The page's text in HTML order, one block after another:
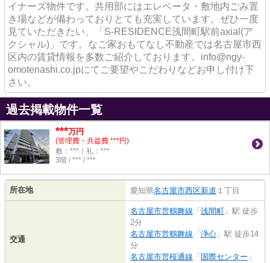
イナーズ物件です。共用部にはエレベータ・敷地内ごみ置
き場などが備わっておりとても充実しています。ぜひ一度
見ていただきたい、「S-RESIDENCE浅間町駅前axial(ア
クシャル)」です。なご家おもてなし不動産では名古屋市西
区内の賃貸情報を多数ご紹介しております。info@ngy-
omotenashi.co.jpにてご要望やこだわりなどお申し付け下
さい。
過去掲載物件一覧
***万円
(管理費・共益費 ***円)
敷：***｜礼：***
3階 / *** / ***
所在地 愛知県名古屋市西区新道 １丁目
交通
名古屋市営鶴舞線 「 浅間町 」駅 徒歩
2分
名古屋市営鶴舞線 「 浄心 」駅 徒歩14
分
名古屋市営桜通線 「 国際センター 」